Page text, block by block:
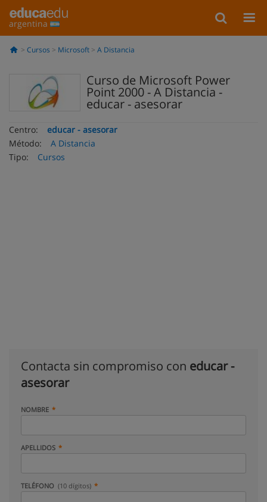
argentina
Cursos Microsoft A Distancia
Curso de Microsoft Power
Point 2000 - A Distancia -
educar - asesorar
Centro:
educar - asesorar
Método:
A Distancia
Tipo:
Cursos
Contacta sin compromiso con educar -
asesorar
NOMBRE
APELLIDOS
TELÉFONO (10 dígitos)